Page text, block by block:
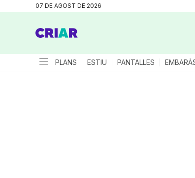
07 DE AGOST DE 2026
PLANS ESTIU PANTALLES